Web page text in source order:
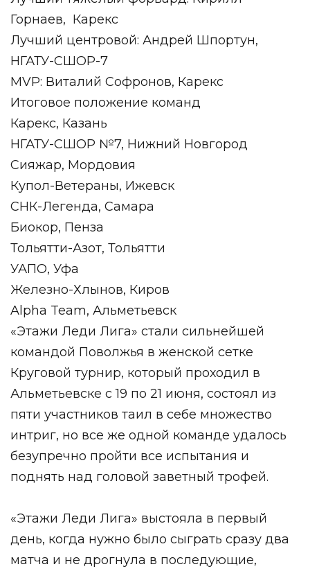
Горнаев, Карекс
Лучший центровой: Андрей Шпортун,
НГАТУ-СШОР-7
MVP: Виталий Софронов, Карекс
Итоговое положение команд
Карекс, Казань
НГАТУ-СШОР №7, Нижний Новгород
Сияжар, Мордовия
Купол-Ветераны, Ижевск
СНК-Легенда, Самара
Биокор, Пенза
Тольятти-Азот, Тольятти
УАПО, Уфа
Железно-Хлынов, Киров
Alpha Team, Альметьевск
«Этажи Леди Лига» стали сильнейшей
командой Поволжья в женской сетке
Круговой турнир, который проходил в
Альметьевске с 19 по 21 июня, состоял из
пяти участников таил в себе множество
интриг, но все же одной команде удалось
безупречно пройти все испытания и
поднять над головой заветный трофей.
«Этажи Леди Лига» выстояла в первый
день, когда нужно было сыграть сразу два
матча и не дрогнула в последующие,